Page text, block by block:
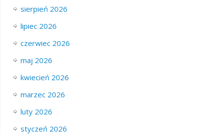
sierpień 2026
lipiec 2026
czerwiec 2026
maj 2026
kwiecień 2026
marzec 2026
luty 2026
styczeń 2026